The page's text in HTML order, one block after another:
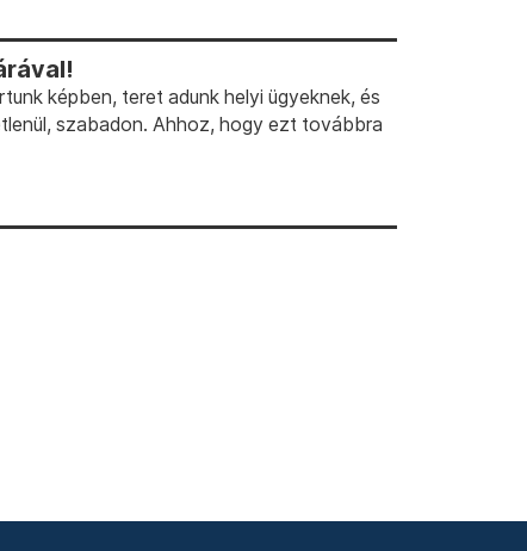
képben, teret adunk helyi ügyeknek, és
szabadon. Ahhoz, hogy ezt továbbra